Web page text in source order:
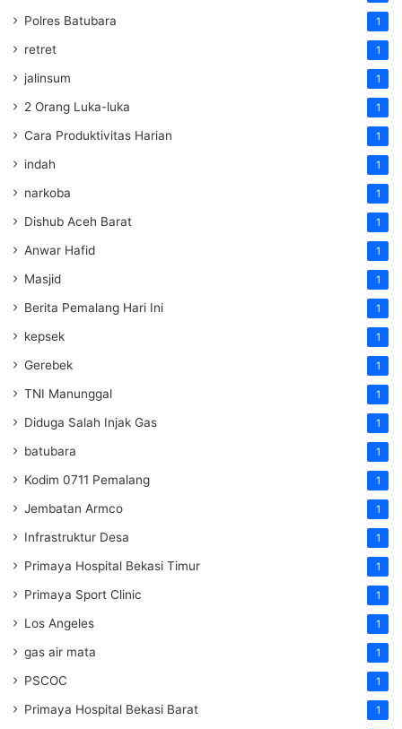
Polres Batubara 1
retret 1
jalinsum 1
2 Orang Luka-luka 1
Cara Produktivitas Harian 1
indah 1
narkoba 1
Dishub Aceh Barat 1
Anwar Hafid 1
Masjid 1
Berita Pemalang Hari Ini 1
kepsek 1
Gerebek 1
TNI Manunggal 1
Diduga Salah Injak Gas 1
batubara 1
Kodim 0711 Pemalang 1
Jembatan Armco 1
Infrastruktur Desa 1
Primaya Hospital Bekasi Timur 1
Primaya Sport Clinic 1
Los Angeles 1
gas air mata 1
PSCOC 1
Primaya Hospital Bekasi Barat 1